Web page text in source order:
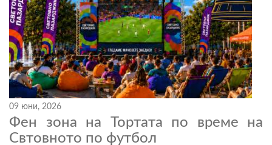
09 юни, 2026
Фен зона на Тортата по време на
Свтовното по футбол